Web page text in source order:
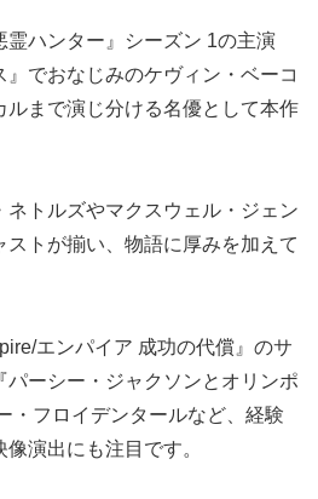
霊ハンター』シーズン 1の主演
でおなじみのケヴィン・ベーコ
ルまで演じ分ける名優として本作
トルズやマクスウェル・ジェン
トが揃い、物語に厚みを加えて
エンパイア 成功の代償』のサ
ーシー・ジャクソンとオリンポ
・フロイデンタールなど、経験
演出にも注目です。